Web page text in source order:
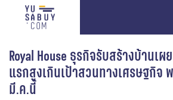
Royal House ธุรกิจรับสร้างบ้านเ
แรกสูงเกินเป้าสวนทางเศรษฐกิจ
มี.ค.นี้